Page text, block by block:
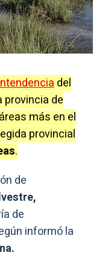
del
provincia de
más en el
provincial
.
de
de
informó la